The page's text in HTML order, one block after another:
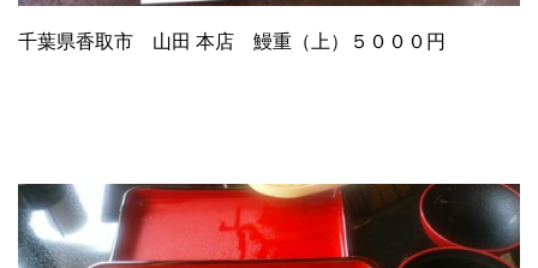
千葉県香取市 山田 本店 鰻重（上）５０００円